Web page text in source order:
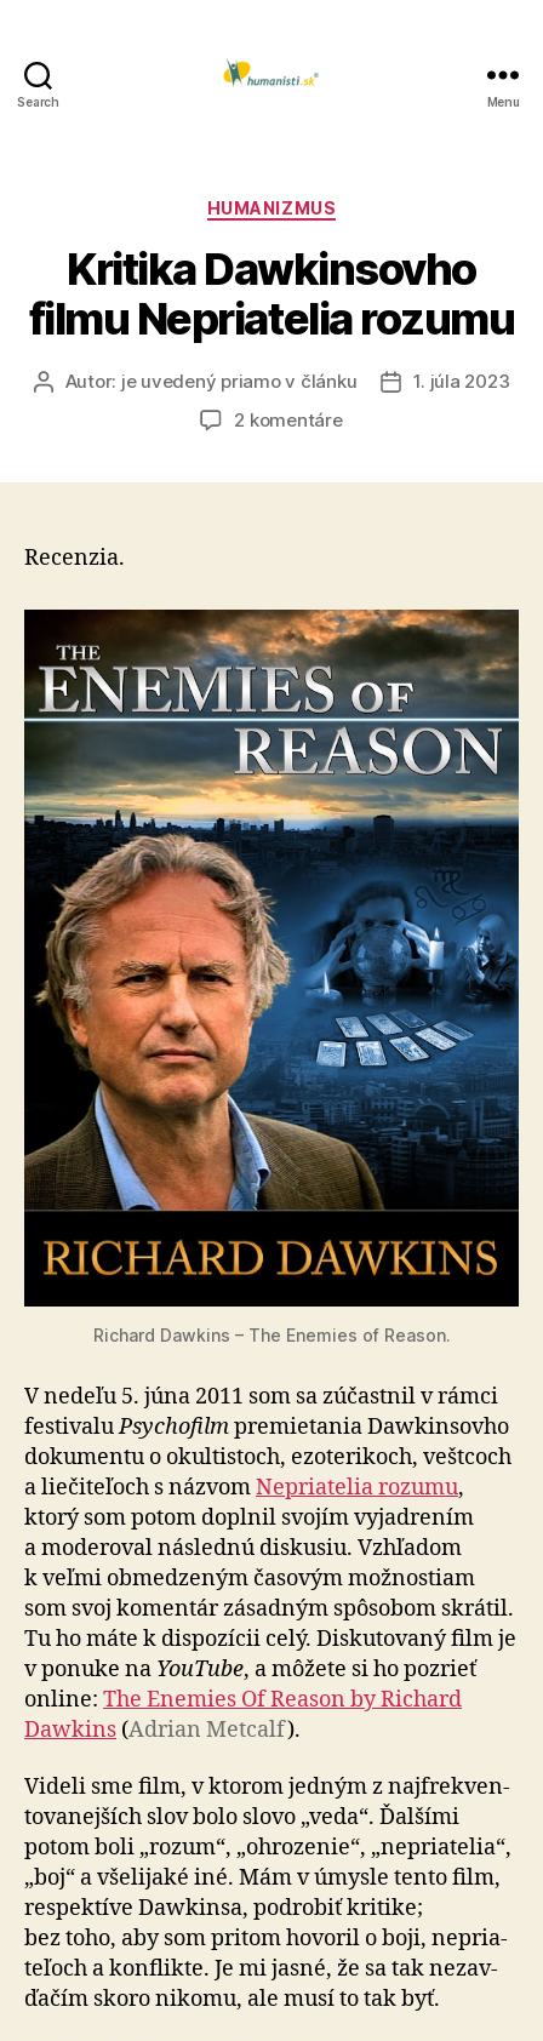
Search Menu
Kategórie
HUMANIZMUS
Kritika Dawkinsovho
filmu Nepriatelia rozumu
AutorAutor: je uvedený priamo v článku
Dátum
1. júla 2023
2 komentárena
Recenzia.
Richard Dawkins – The Enemies of Reason.
V nedeľu 5. júna 2011 som sa zúčastnil v rámci
festivaluPsycho­filmpre­mie­ta­nia Dawkinsovho
dokumentu o okul­tis­toch, ezo­te­ri­koch, veštcoch
a lie­či­te­ľoch s názvomNepriatelia rozumu,
ktorý som potom doplnil svojím vyjadrením
a mo­de­ro­val následnú diskusiu. Vzhľadom
k veľmi ob­me­dze­ným časovým možnostiam
som svoj komentár zásadným spôsobom skrátil.
Tu ho máte k dispo­zí­cii celý. Diskutovaný film je
v ponuke na YouTube, a mô­že­te si ho pozrieť
online: The Enemies Of Reason by Richard
Dawkins (Adrian Metcalf).
Videli sme film, v ktorom jedným z naj­frek­ven­
to­va­nej­ších slov bolo slovo „veda“. Ďalšími
potom boli „rozum“, „ohrozenie“, „ne­pria­te­lia“,
„boj“ a vše­li­jaké iné. Mám v úmysle tento film,
respektíve Dawkinsa, podrobiť kritike;
bez toho, aby som pritom hovoril o boji, ne­pria­
te­ľoch a konflikte. Je mi jasné, že sa tak ne­zav­
ďa­čím skoro nikomu, ale musí to tak byť.